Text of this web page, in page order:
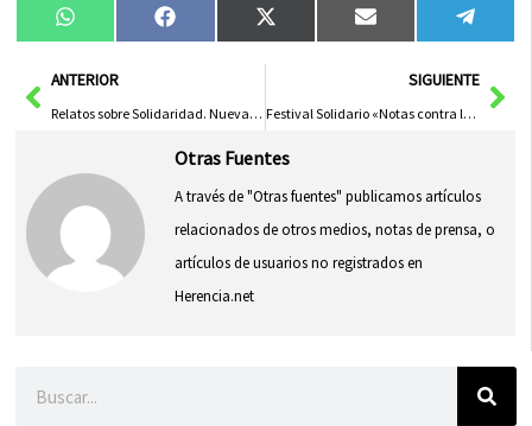
Compartir
en
WhatsAppCompartir
en
FacebookCompartir
en
X
(Twitter)
Compartir
en
Email
en
AntANTERIOR
Relatos sobre Solidaridad. Nueva propuesta para el jueves 4 de julio.
SIGUIENTE
Festival Solidario «Notas contra la pobreza»
Otras Fuentes
A través de "Otras fuentes" publicamos artículos
relacionados de otros medios, notas de prensa, o
artículos de usuarios no registrados en
Herencia.net